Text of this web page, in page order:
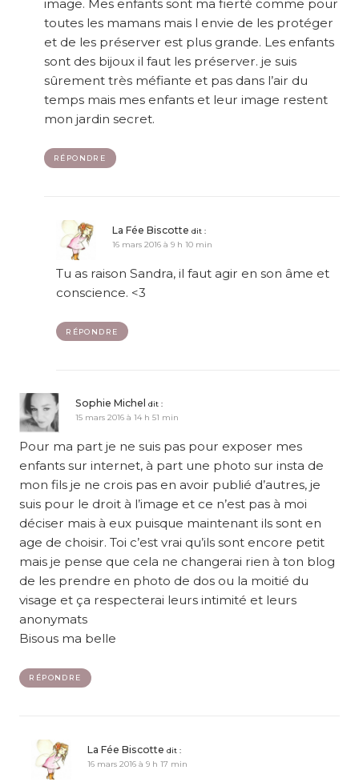
image. Mes enfants sont ma fierté comme pour
toutes les mamans mais l envie de les protéger
et de les préserver est plus grande. Les enfants
sont des bijoux il faut les préserver. je suis
sûrement très méfiante et pas dans l’air du
temps mais mes enfants et leur image restent
mon jardin secret.
RÉPONDRE
La Fée Biscotte dit :
16 mars 2016 à 9 h 10 min
Tu as raison Sandra, il faut agir en son âme et
conscience. <3
RÉPONDRE
Sophie Michel
dit :
15 mars 2016 à 14 h 51 min
Pour ma part je ne suis pas pour exposer mes
enfants sur internet, à part une photo sur insta de
mon fils je ne crois pas en avoir publié d’autres, je
suis pour le droit à l’image et ce n’est pas à moi
déciser mais à eux puisque maintenant ils sont en
age de choisir. Toi c’est vrai qu’ils sont encore petit
mais je pense que cela ne changerai rien à ton blog
de les prendre en photo de dos ou la moitié du
visage et ça respecterai leurs intimité et leurs
anonymats
Bisous ma belle
RÉPONDRE
La Fée Biscotte dit :
16 mars 2016 à 9 h 17 min